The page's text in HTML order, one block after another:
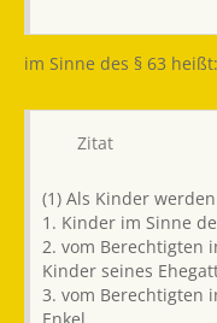
im Sinne des § 63 heißt:
Zitat
(1) Als Kinder
1. Kinder im Sinne
2. vom Berechtigten
Kinder seines
3. vom Berechtigten